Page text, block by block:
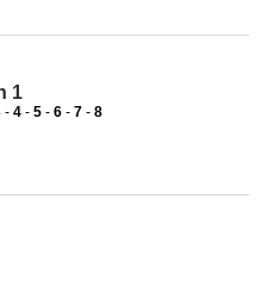
1
- 4 - 5 - 6 - 7 - 8